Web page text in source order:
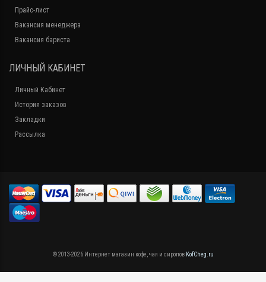
Прайс-лист
Вакансия менеджера
Вакансия бариста
ЛИЧНЫЙ КАБИНЕТ
Личный Кабинет
История заказов
Закладки
Рассылка
© 2013-2026 Интернет магазин кофе, чая и сиропов KofCheg.ru